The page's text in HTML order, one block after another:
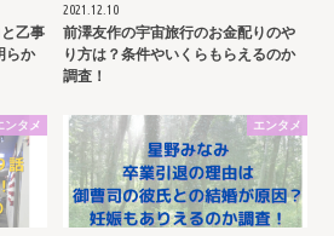
乙事
らか
2021.12.10
前澤友作の宇宙旅行のお金配りのや
り方は？条件やいくらもらえるのか
調査！
ンタメ エンタメ